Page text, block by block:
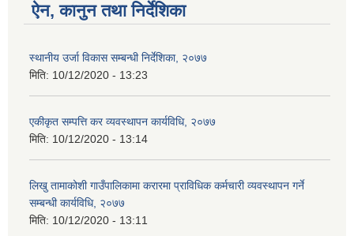
ऐन, कानुन तथा निर्देशिका
स्थानीय उर्जा विकास सम्बन्धी निर्देशिका, २०७७
मिति: 10/12/2020 - 13:23
एकीकृत सम्पत्ति कर व्यवस्थापन कार्यविधि, २०७७
मिति: 10/12/2020 - 13:14
लिखु तामाकोशी गाउँपालिकामा करारमा प्राविधिक कर्मचारी व्यवस्थापन गर्ने
सम्बन्धी कार्यविधि, २०७७
मिति: 10/12/2020 - 13:11